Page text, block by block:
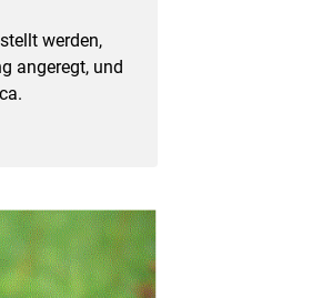
werden,
angeregt, und